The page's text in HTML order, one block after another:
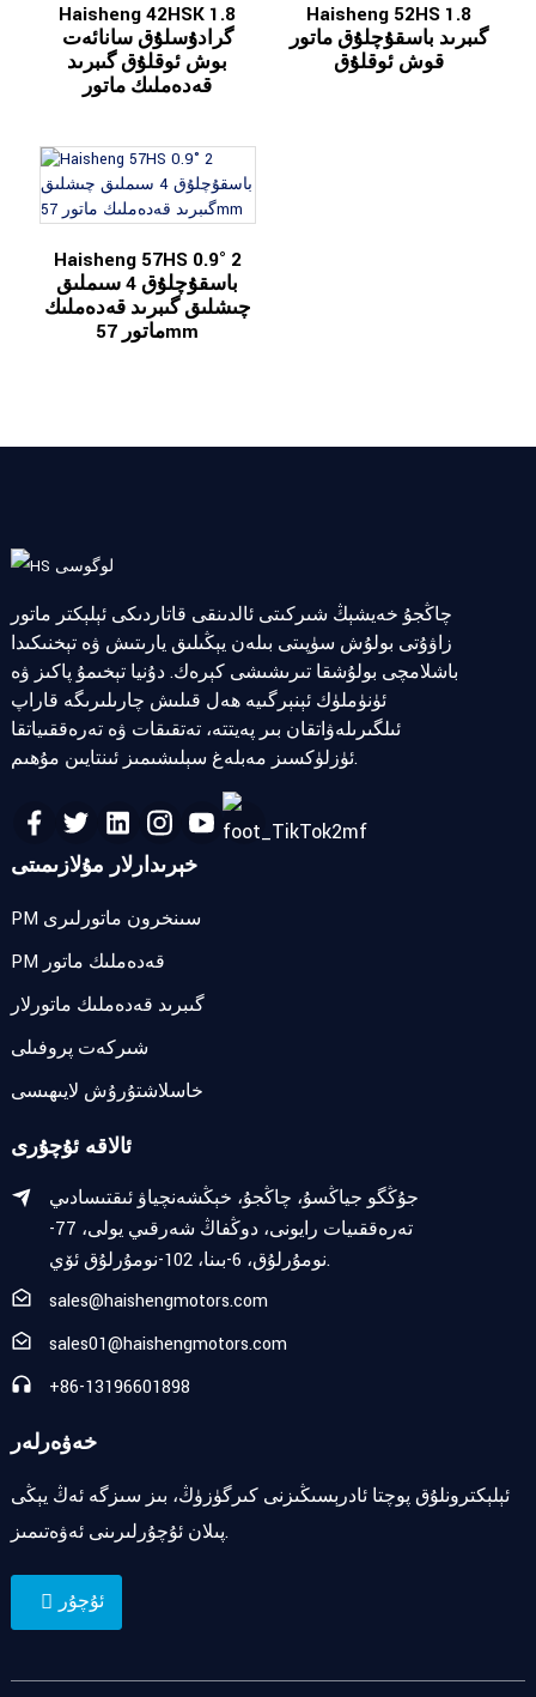
Haisheng 42HSK 1.8
گرادۇسلۇق سانائەت
بوش ئوقلۇق گىبرىد
قەدەملىك ماتور
Haisheng 52HS 1.8
گىبرىد باسقۇچلۇق ماتور
قوش ئوقلۇق
Haisheng 57HS 0.9° 2
باسقۇچلۇق 4 سىملىق
چىشلىق گىبرىد قەدەملىك
ماتور 57mm
چاڭجۇ خەيشېڭ شىركىتى ئالدىنقى قاتاردىكى ئېلېكتر ماتور
زاۋۇتى بولۇش سۈپىتى بىلەن يېڭىلىق يارىتىش ۋە تېخنىكىدا
باشلامچى بولۇشقا تىرىشىشى كېرەك. دۇنيا تېخىمۇ پاكىز ۋە
ئۈنۈملۈك ئېنېرگىيە ھەل قىلىش چارىلىرىگە قاراپ
ئىلگىرىلەۋاتقان بىر پەيتتە، تەتقىقات ۋە تەرەققىياتقا
ئۈزلۈكسىز مەبلەغ سېلىشىمىز ئىنتايىن مۇھىم.
خېرىدارلار مۇلازىمىتى
PM سىنخرون ماتورلىرى
PM قەدەملىك ماتور
گىبرىد قەدەملىك ماتورلار
شىركەت پروفىلى
خاسلاشتۇرۇش لايىھىسى
ئالاقە ئۇچۇرى
جۇڭگو جياڭسۇ، چاڭجۇ، خېڭشەنچياۋ ئىقتىسادىي
تەرەققىيات رايونى، دوڭفاڭ شەرقىي يولى، 77-
نومۇرلۇق، 6-بىنا، 102-نومۇرلۇق ئۆي.
sales@haishengmotors.com
sales01@haishengmotors.com
+86-13196601898
خەۋەرلەر
ئېلېكترونلۇق پوچتا ئادرېسىڭىزنى كىرگۈزۈڭ، بىز سىزگە ئەڭ يېڭى
پىلان ئۇچۇرلىرىنى ئەۋەتىمىز.
ئۇچۇر